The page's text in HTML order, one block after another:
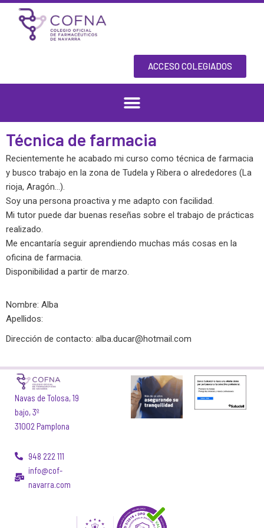
Skip
content
ACCESO COLEGIADOS
Técnica de farmacia
Recientemente he acabado mi curso como técnica de farmacia
y busco trabajo en la zona de Tudela y Ribera o alrededores (La
rioja, Aragón…).
Soy una persona proactiva y me adapto con facilidad.
Mi tutor puede dar buenas reseñas sobre el trabajo de prácticas
realizado.
Me encantaría seguir aprendiendo muchas más cosas en la
oficina de farmacia.
Disponibilidad a partir de marzo.
Nombre: Alba
Apellidos:
Dirección de contacto: alba.ducar@hotmail.com
Navas de Tolosa, 19
bajo, 3º
31002 Pamplona
948 222 111
info@cof-
navarra.com